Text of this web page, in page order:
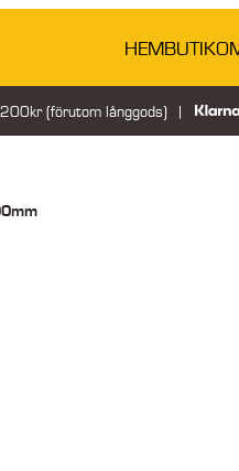
HEMBUTIK
(förutom långgods)